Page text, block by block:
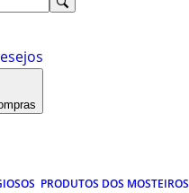
PRODUTOS DOS MOSTEIROS